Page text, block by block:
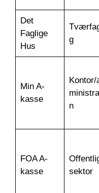
Det
Faglige
Hus
g
Min A-
kasse
Kontor/
n
FOA A-
kasse
sektor